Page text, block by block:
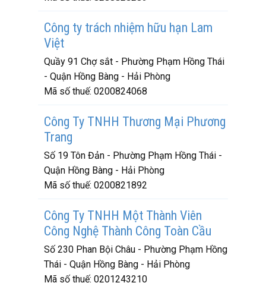
Công ty trách nhiệm hữu hạn Lam
Việt
Quầy 91 Chợ sắt - Phường Phạm Hồng Thái
- Quận Hồng Bàng - Hải Phòng
Mã số thuế: 0200824068
Công Ty TNHH Thương Mại Phương
Trang
Số 19 Tôn Đản - Phường Phạm Hồng Thái -
Quận Hồng Bàng - Hải Phòng
Mã số thuế: 0200821892
Công Ty TNHH Một Thành Viên
Công Nghệ Thành Công Toàn Cầu
Số 230 Phan Bội Châu - Phường Phạm Hồng
Thái - Quận Hồng Bàng - Hải Phòng
Mã số thuế: 0201243210